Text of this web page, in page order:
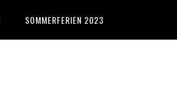
SOMMERFERIEN 2023